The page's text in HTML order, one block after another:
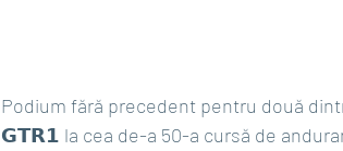
Podium fără precedent pentru două
𝗚𝗧𝗥𝟭 la cea de-a 50-a cursă de